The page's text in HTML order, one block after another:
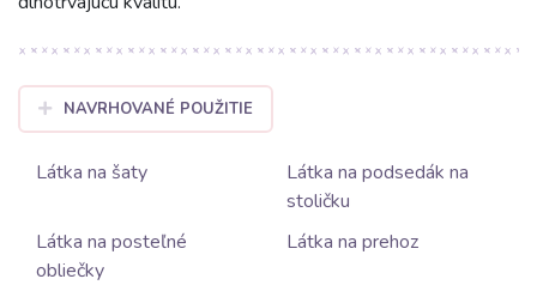
NAVRHOVANÉ POUŽITIE
Látka na šaty
Látka na podsedák na
stoličku
Látka na posteľné
obliečky
Látka na prehoz